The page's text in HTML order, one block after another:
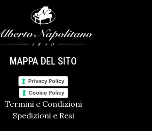
MAPPA DEL SITO
Privacy Policy
Cookie Policy
Termini e Condizioni
Spedizioni e Resi